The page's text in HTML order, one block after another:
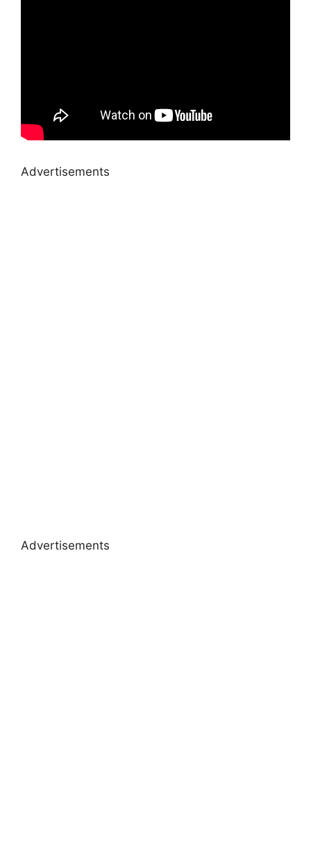
Advertisements
Advertisements